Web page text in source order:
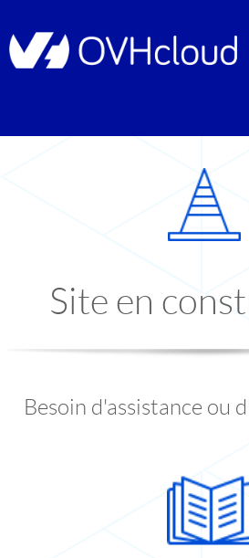
Site en
Besoin d'assistance ou